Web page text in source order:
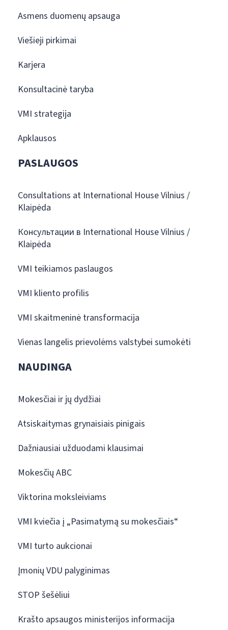
Asmens duomenų apsauga
Viešieji pirkimai
Karjera
Konsultacinė taryba
VMI strategija
Apklausos
PASLAUGOS
Consultations at International House Vilnius /
Klaipėda
Консультации в International House Vilnius /
Klaipėda
VMI teikiamos paslaugos
VMI kliento profilis
VMI skaitmeninė transformacija
Vienas langelis prievolėms valstybei sumokėti
NAUDINGA
Mokesčiai ir jų dydžiai
Atsiskaitymas grynaisiais pinigais
Dažniausiai užduodami klausimai
Mokesčių ABC
Viktorina moksleiviams
VMI kviečia į „Pasimatymą su mokesčiais“
VMI turto aukcionai
Įmonių VDU palyginimas
STOP šešėliui
Krašto apsaugos ministerijos informacija